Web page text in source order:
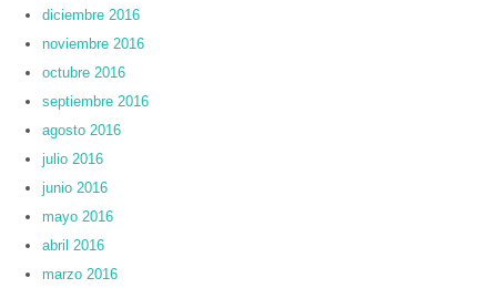
diciembre 2016
noviembre 2016
octubre 2016
septiembre 2016
agosto 2016
julio 2016
junio 2016
mayo 2016
abril 2016
marzo 2016